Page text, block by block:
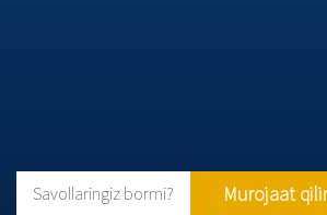
Savollaringiz bormi? Murojaat